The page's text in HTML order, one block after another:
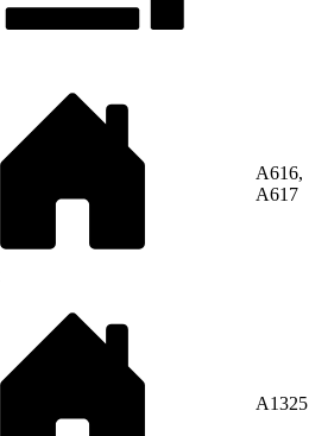
A616,
A617
A1325